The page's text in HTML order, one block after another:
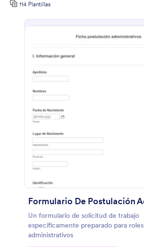
114 Plantillas
Un formulario de solicitud de trabajo
específicamente preparado para roles
administrativos